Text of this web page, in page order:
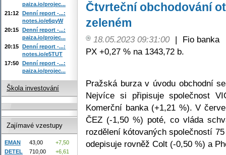
Čtvrteční obchodování
zeleném
18.05.2023 09:31:00 |
Fio banka
PX +0,27 % na 1343,72 b.
Pražská burza v úvodu obchodní
Nejvíce si připisuje společnost
Komerční banka (+1,21 %). V
ČEZ (-1,50 %) poté, co vláda
rozdělení kótovaných společností
odepisuje rovněž Colt (-0,50 %) a
paiza.io/projec...
21:12 Denní report -...:
notes.io/e6qyW
20:15 Denní report -...:
paiza.io/projec...
20:15 Denní report -...:
notes.io/e5TUT
17:50 Denní report -...:
paiza.io/projec...
Škola investování
Zajímavé vzestupy
EMAN 43,00
+7,50
DETEL
710,00
+6,61